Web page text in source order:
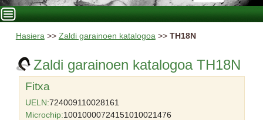
Hasiera>> Zaldi garainoen katalogoa>> TH18N
Zaldi garainoen katalogoa TH18N
Fitxa
UELN:724009110028161
Microchip:10010000724151010021476